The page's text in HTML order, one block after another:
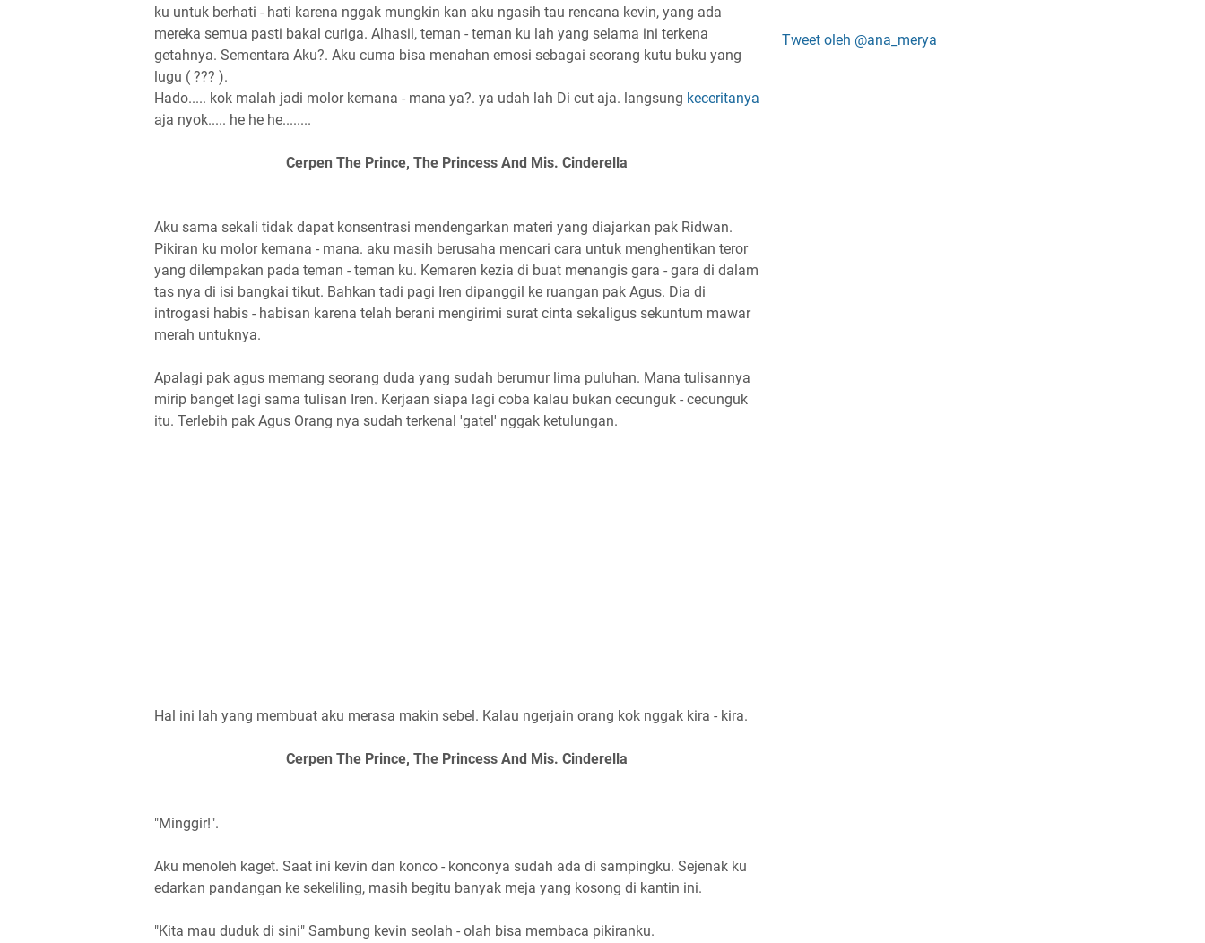
ku untuk berhati - hati karena nggak mungkin kan aku ngasih tau rencana kevin, yang ada
mereka semua pasti bakal curiga. Alhasil, teman - teman ku lah yang selama ini terkena
getahnya. Sementara Aku?. Aku cuma bisa menahan emosi sebagai seorang kutu buku yang
lugu ( ??? ).
Hado..... kok malah jadi molor kemana - mana ya?. ya udah lah Di cut aja. langsung keceritanya
aja nyok..... he he he........
Cerpen The Prince, The Princess And Mis. Cinderella
Aku sama sekali tidak dapat konsentrasi mendengarkan materi yang diajarkan pak Ridwan.
Pikiran ku molor kemana - mana. aku masih berusaha mencari cara untuk menghentikan teror
yang dilempakan pada teman - teman ku. Kemaren kezia di buat menangis gara - gara di dalam
tas nya di isi bangkai tikut. Bahkan tadi pagi Iren dipanggil ke ruangan pak Agus. Dia di
introgasi habis - habisan karena telah berani mengirimi surat cinta sekaligus sekuntum mawar
merah untuknya.
Apalagi pak agus memang seorang duda yang sudah berumur lima puluhan. Mana tulisannya
mirip banget lagi sama tulisan Iren. Kerjaan siapa lagi coba kalau bukan cecunguk - cecunguk
itu. Terlebih pak Agus Orang nya sudah terkenal 'gatel' nggak ketulungan.
Hal ini lah yang membuat aku merasa makin sebel. Kalau ngerjain orang kok nggak kira - kira.
Cerpen The Prince, The Princess And Mis. Cinderella
"Minggir!".
Aku menoleh kaget. Saat ini kevin dan konco - konconya sudah ada di sampingku. Sejenak ku
edarkan pandangan ke sekeliling, masih begitu banyak meja yang kosong di kantin ini.
"Kita mau duduk di sini" Sambung kevin seolah - olah bisa membaca pikiranku.
Tweet oleh @ana_merya